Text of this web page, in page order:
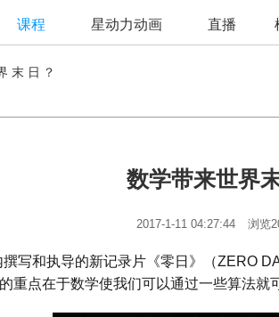
课程 星动力动画 直播
末日？
数学带来世界
2017-1-11 04:27:44 浏览
撰写和执导的新记录片《零日》（ZERO
重点在于数学使我们可以通过一些算法就